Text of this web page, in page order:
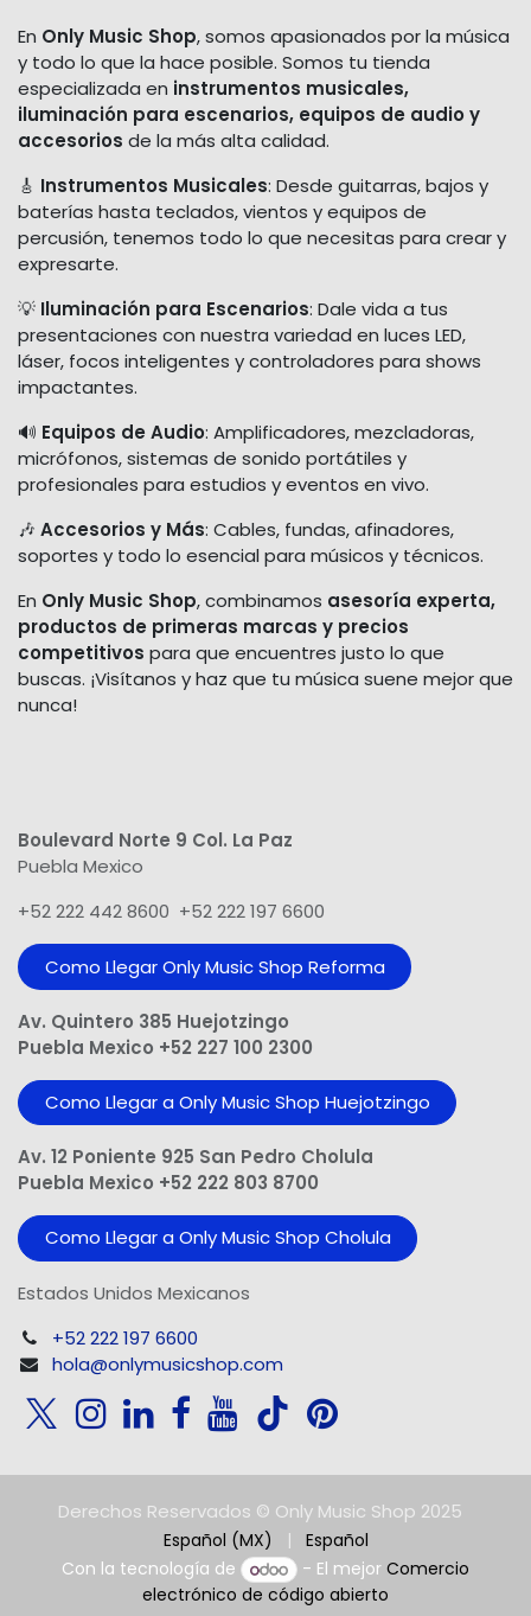
En Only Music Shop, somos apasionados por la música
y todo lo que la hace posible. Somos tu tienda
especializada en instrumentos musicales,
iluminación para escenarios, equipos de audio y
accesorios de la más alta calidad.
🎸 Instrumentos Musicales: Desde guitarras, bajos y
baterías hasta teclados, vientos y equipos de
percusión, tenemos todo lo que necesitas para crear y
expresarte.
💡 Iluminación para Escenarios: Dale vida a tus
presentaciones con nuestra variedad en luces LED,
láser, focos inteligentes y controladores para shows
impactantes.
🔊 Equipos de Audio: Amplificadores, mezcladoras,
micrófonos, sistemas de sonido portátiles y
profesionales para estudios y eventos en vivo.
🎶 Accesorios y Más: Cables, fundas, afinadores,
soportes y todo lo esencial para músicos y técnicos.
En Only Music Shop, combinamos asesoría experta,
productos de primeras marcas y precios
competitivos para que encuentres justo lo que
buscas. ¡Visítanos y haz que tu música suene mejor que
nunca!
Boulevard Norte 9 Col. La Paz
Puebla Mexico
+52 222 442 8600 +52 222 197 6600
Como Llegar Only Music Shop​ Reforma
Av. Quintero 385 Huejotzingo
Puebla Mexico +52 227 100 2300
Como Llegar a Only Music Shop Huejotzingo
Av. 12 Poniente 925 San Pedro Cholula
Puebla Mexico +52 222 803 8700
Como Llegar a Only Music Shop Cholula
Estados Unidos Mexicanos
+52 222 197 6600
hola@onlymusicshop.com
Derechos Reservados © Only Music Shop 2025
Español (MX) |
Español
Con la tecnología de
- El mejorComercio
electrónico de código abierto